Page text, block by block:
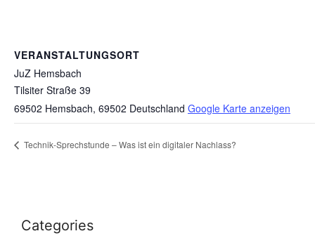
VERANSTALTUNGSORT
JuZ Hemsbach
Tilsiter Straße 39
69502 Hemsbach, 69502 Deutschland Google Karte anzeigen
Technik-Sprechstunde – Was ist ein digitaler Nachlass?
Categories